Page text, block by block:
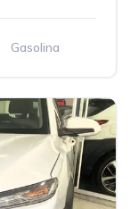
Gasolina